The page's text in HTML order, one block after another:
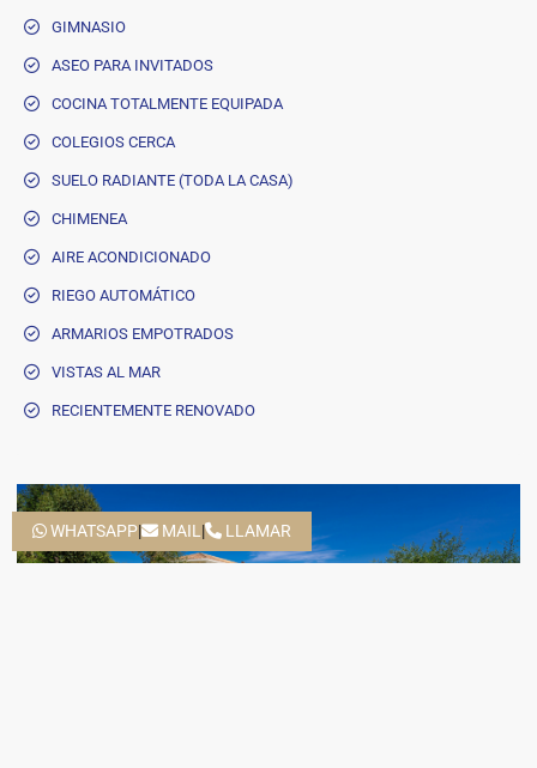
GIMNASIO
ASEO PARA INVITADOS
COCINA TOTALMENTE EQUIPADA
COLEGIOS CERCA
SUELO RADIANTE (TODA LA CASA)
CHIMENEA
AIRE ACONDICIONADO
RIEGO AUTOMÁTICO
ARMARIOS EMPOTRADOS
VISTAS AL MAR
RECIENTEMENTE RENOVADO
WHATSAPP| MAIL | LLAMAR